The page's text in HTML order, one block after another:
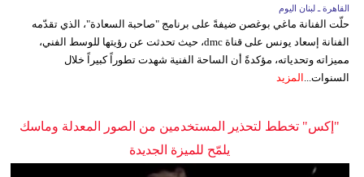
القاهرة ـ لبنان اليوم
حلّت الفنانة ماغي بوغصن ضيفةً على برنامج "صاحبة السعادة"، الذي تقدّمه
الفنانة إسعاد يونس على قناة dmc، حيث تحدثت عن رؤيتها للوسط الفني،
مميزاته وتحدياته، مؤكدةً أن الساحة الفنية شهدت تطوراً كبيراً خلال
السنوات... المزيد
"إكس" تخطط لتحذير المستخدمين من الصور المعدلة وماسك
يلمّح للميزة الجديدة